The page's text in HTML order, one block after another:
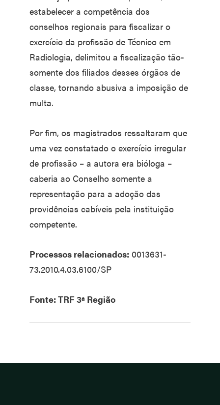
estabelecer a competência dos
conselhos regionais para fiscalizar o
exercício da profissão de Técnico em
Radiologia, delimitou a fiscalização tão-
somente dos filiados desses órgãos de
classe, tornando abusiva a imposição de
multa.
Por fim, os magistrados ressaltaram que
uma vez constatado o exercício irregular
de profissão – a autora era bióloga –
caberia ao Conselho somente a
representação para a adoção das
providências cabíveis pela instituição
competente.
Processos relacionados: 0013631-
73.2010.4.03.6100/SP
Fonte: TRF 3ª Região